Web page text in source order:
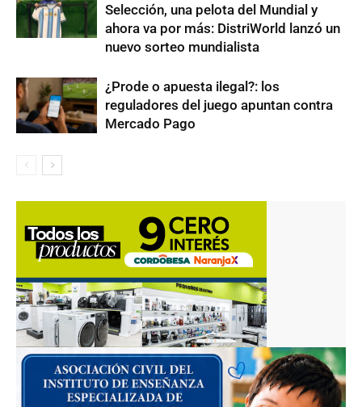
Selección, una pelota del Mundial y
ahora va por más: DistriWorld lanzó un
nuevo sorteo mundialista
¿Prode o apuesta ilegal?: los
reguladores del juego apuntan contra
Mercado Pago